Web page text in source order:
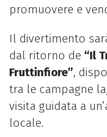
promuovere e
Il divertimento
dal ritorno de “Il
Fruttinfiore”,
tra le campagne
visita guidata a
locale.